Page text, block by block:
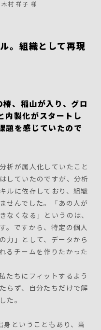
村 祥子 様
。組織として再現
椿、稲山が入り、グロ
内製化がスタートし
題を感じていたので
析が属人化していたこと
していたのですが、分析
ルに依存しており、組織
せんでした。「あの人が
なくなる」というのは、
。ですから、特定の個人
力」として、データから
るチームを作りたかった
たちにフィットするよう
らず、自分たちだけで解
た。
ということもあり、当